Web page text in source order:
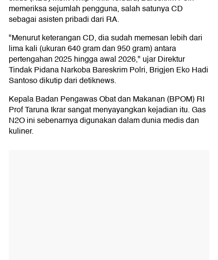
memeriksa sejumlah pengguna, salah satunya CD
sebagai asisten pribadi dari RA.
"Menurut keterangan CD, dia sudah memesan lebih dari
lima kali (ukuran 640 gram dan 950 gram) antara
pertengahan 2025 hingga awal 2026," ujar Direktur
Tindak Pidana Narkoba Bareskrim Polri, Brigjen Eko Hadi
Santoso dikutip dari detiknews.
Kepala Badan Pengawas Obat dan Makanan (BPOM) RI
Prof Taruna Ikrar sangat menyayangkan kejadian itu. Gas
N2O ini sebenarnya digunakan dalam dunia medis dan
kuliner.